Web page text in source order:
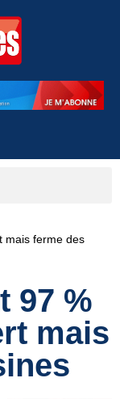
mais ferme des
97 %
mais